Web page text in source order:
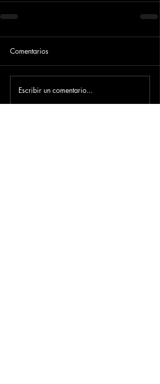
Comentarios
Escribir un comentario...